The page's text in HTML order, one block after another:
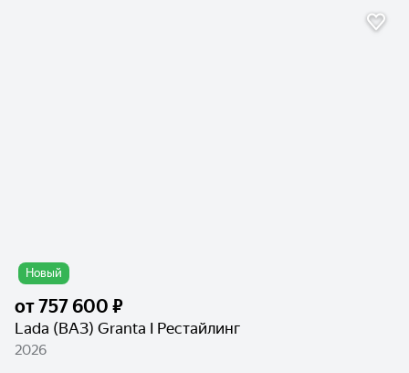
Новый
от757 600 ₽
Lada (ВАЗ) Granta I Рестайлинг
2026